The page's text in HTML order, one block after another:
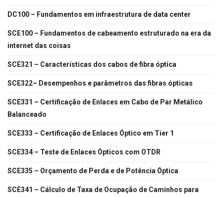
DC100 – Fundamentos em infraestrutura de data center
SCE100 – Fundamentos de cabeamento estruturado na era da
internet das coisas
SCE321 – Características dos cabos de fibra óptica
SCE322– Desempenhos e parâmetros das fibras ópticas
SCE331 – Certificação de Enlaces em Cabo de Par Metálico
Balanceado
SCE333 – Certificação de Enlaces Óptico em Tier 1
SCE334 – Teste de Enlaces Ópticos com OTDR
SCE335 – Orçamento de Perda e de Potência Óptica
SCE341 – Cálculo de Taxa de Ocupação de Caminhos para